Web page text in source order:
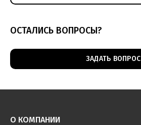
ОСТАЛИСЬ ВОПРОСЫ?
ЗАДАТЬ ВОПРОС
О КОМПАНИИ